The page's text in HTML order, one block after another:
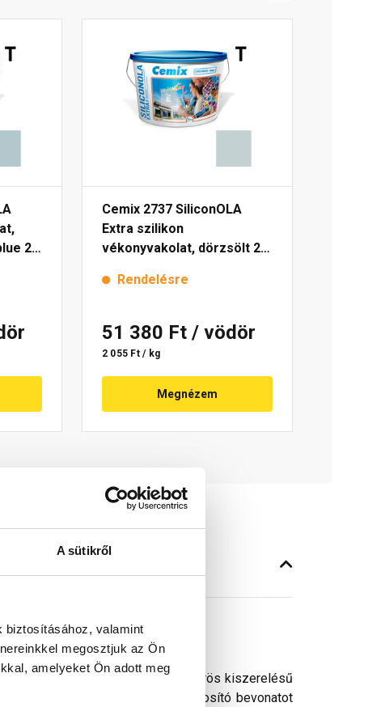
A sütikről
biztosításához, valamint
megosztjuk az Ön
amelyeket Ön adott meg
25
Cemix 2737 SiliconOLA
Extra szilikon
vékonyvakolat, dörzsölt 2
Rendelésre
51 380 Ft / vödör
2 055 Ft / kg
Megnézem
kvarc töltőanyagú, vödrös kiszerelésű
szembeni ellenállást biztosító bevonatot